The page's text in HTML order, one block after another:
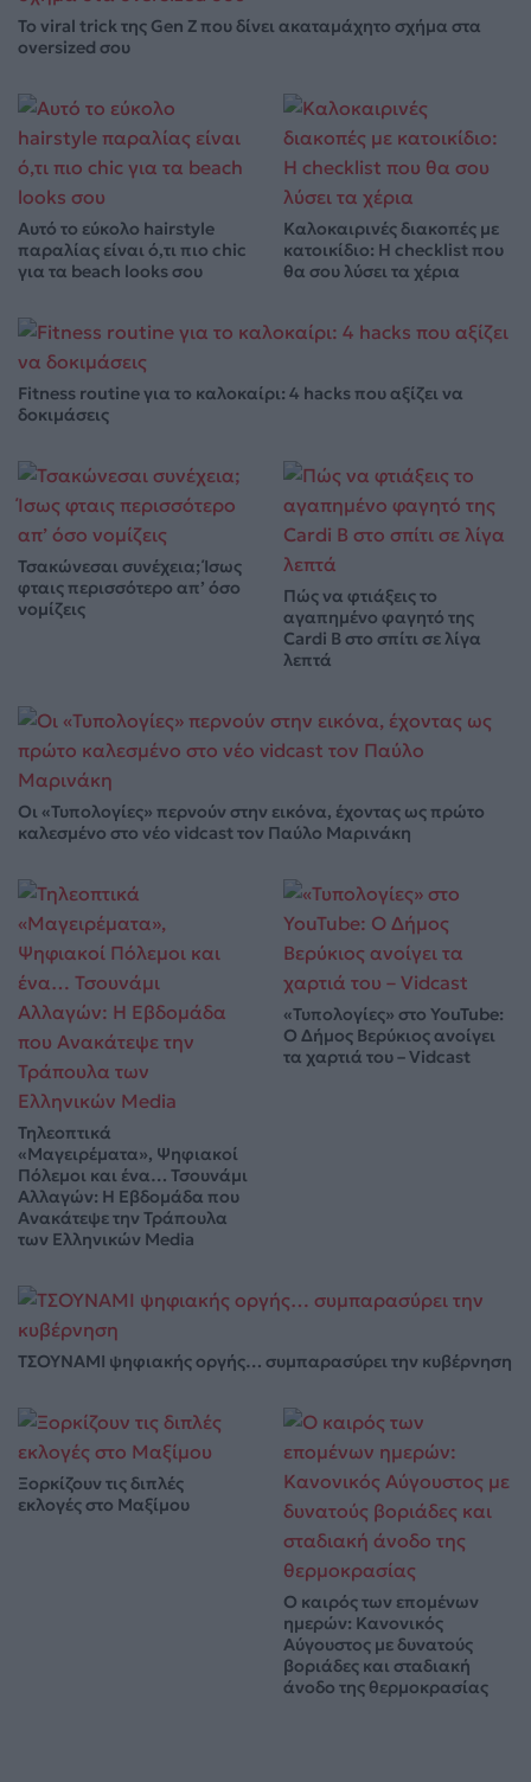
Το viral trick της Gen Z που δίνει ακαταμάχητο σχήμα στα
oversized σου
Αυτό το εύκολο hairstyle
παραλίας είναι ό,τι πιο chic
για τα beach looks σου
Καλοκαιρινές διακοπές με
κατοικίδιο: Η checklist που
θα σου λύσει τα χέρια
Fitness routine για το καλοκαίρι: 4 hacks που αξίζει να
δοκιμάσεις
Τσακώνεσαι συνέχεια; Ίσως
φταις περισσότερο απ’ όσο
νομίζεις
Πώς να φτιάξεις το
αγαπημένο φαγητό της
Cardi B στο σπίτι σε λίγα
λεπτά
Οι «Τυπολογίες» περνούν στην εικόνα, έχοντας ως πρώτο
καλεσμένο στο νέο vidcast τον Παύλο Μαρινάκη
Τηλεοπτικά
«Μαγειρέματα», Ψηφιακοί
Πόλεμοι και ένα… Τσουνάμι
Αλλαγών: Η Εβδομάδα που
Ανακάτεψε την Τράπουλα
των Ελληνικών Media
«Τυπολογίες» στο YouTube:
Ο Δήμος Βερύκιος ανοίγει
τα χαρτιά του – Vidcast
ΤΣΟΥΝΑΜΙ ψηφιακής οργής… συμπαρασύρει την κυβέρνηση
Ξορκίζουν τις διπλές
εκλογές στο Μαξίμου
Ο καιρός των επομένων
ημερών: Κανονικός
Αύγουστος με δυνατούς
βοριάδες και σταδιακή
άνοδο της θερμοκρασίας